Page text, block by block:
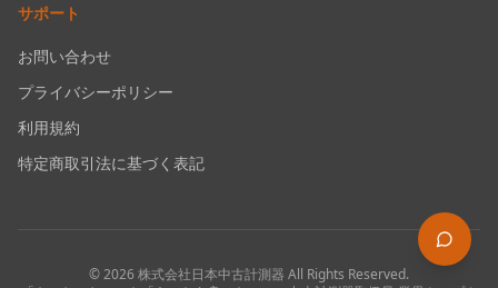
サポート
お問い合わせ
プライバシーポリシー
利用規約
特定商取引法に基づく表記
©2026株式会社日本中古計測器 All Rights Reserved.